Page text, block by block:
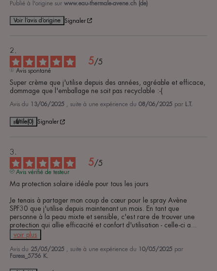
Publié à l'origine sur www.eau-thermale-avene.ch (de)
Voir l’avis d’origine Signaler
5/5
Avis spontané
Super crème que j'utilise depuis des années, agréable et efficace,
dommage que l'emballage ne soit pas recyclable :-(
Avis du 13/06/2025 , suite à une expérience du 08/06/2025 par L.T.
Utile(0) Signaler
5/5
Avis vérifié de testeur
Ma protection solaire idéale pour tous les jours
Je tenais à partager mon coup de cœur pour le spray Avène
SPF30 que j'utilise depuis maintenant un mois. En tant que
personne à la peau mixte et sensible, c'est rare de trouver une
protection qui allie efficacité et confort d'utilisation - celle-ci a
voir plus
Avis du 25/05/2025 , suite à une expérience du 10/05/2025 par
Faress_5756 K.